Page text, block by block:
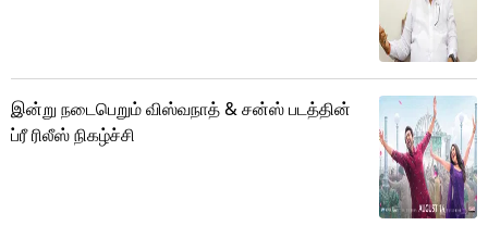
இன்று நடைபெறும் விஸ்வநாத் & சன்ஸ் படத்தின்
ப்ரீ ரிலீஸ் நிகழ்ச்சி